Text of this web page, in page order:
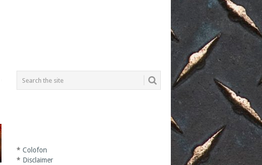
*Colofon
* Disclaimer